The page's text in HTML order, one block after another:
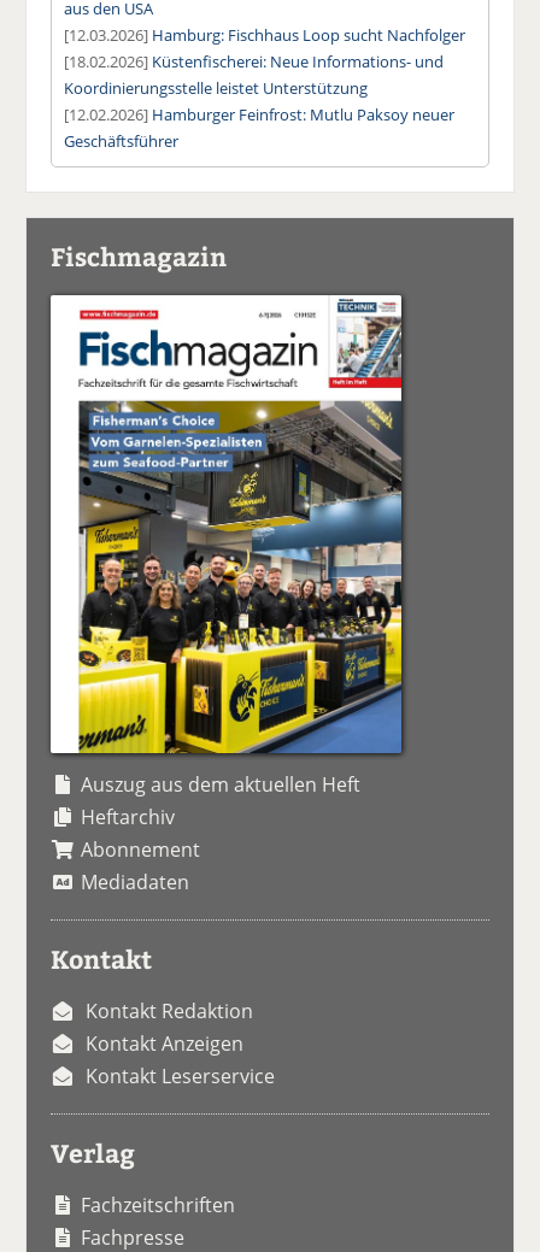
aus den USA
[12.03.2026] Hamburg: Fischhaus Loop sucht Nachfolger
[18.02.2026] Küstenfischerei: Neue Informations- und
Koordinierungsstelle leistet Unterstützung
[12.02.2026] Hamburger Feinfrost: Mutlu Paksoy neuer
Geschäftsführer
Fischmagazin
Auszug aus dem aktuellen Heft
Heftarchiv
Abonnement
Mediadaten
Kontakt
Kontakt Redaktion
Kontakt Anzeigen
Kontakt Leserservice
Verlag
Fachzeitschriften
Fachpresse